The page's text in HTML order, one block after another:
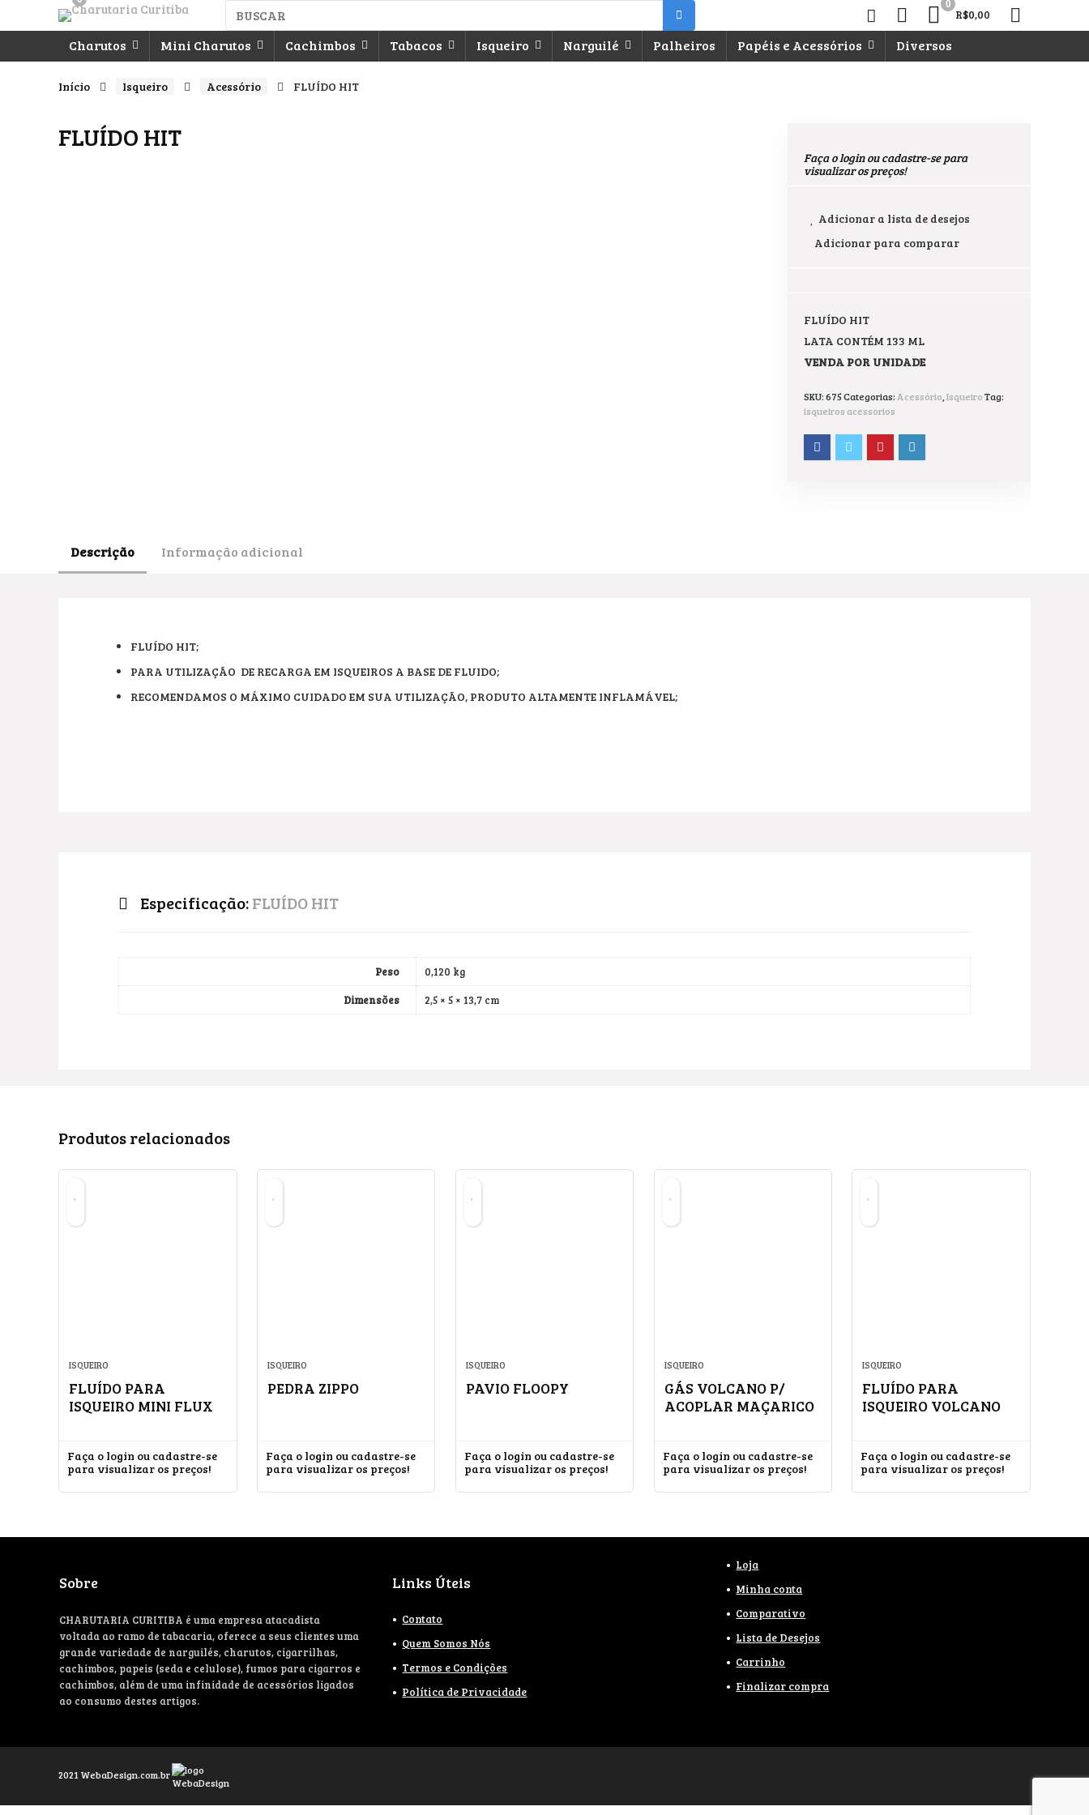
0
R$0,00
Charutos Mini Charutos Cachimbos Tabacos Isqueiro Narguilé Palheiros Papéis e Acessórios Diversos
Início Isqueiro Acessório FLUÍDO HIT
FLUÍDO HIT
Faça o login ou cadastre-se para
visualizar os preços!
Adicionar a lista de desejos
Adicionar para comparar
FLUÍDO HIT
LATA CONTÉM 133 ML
VENDA POR UNIDADE
SKU:675Categorias: Acessório IsqueiroTag:
isqueiros acessorios
Descrição Informação adicional
FLUÍDO HIT;
PARA UTILIZAÇÃO DE RECARGA EM ISQUEIROS A BASE DE FLUIDO;
RECOMENDAMOS O MÁXIMO CUIDADO EM SUA UTILIZAÇÃO, PRODUTO ALTAMENTE INFLAMÁVEL;
Especificação:FLUÍDO HIT
Peso
0,120 kg
Dimensões
2,5 × 5 × 13,7 cm
Produtos relacionados
ISQUEIRO
FLUÍDO PARA
ISQUEIRO MINI FLUX
Faça o login ou cadastre-se
para visualizar os preços!
ISQUEIRO
PEDRA ZIPPO
Faça o login ou cadastre-se
para visualizar os preços!
ISQUEIRO
PAVIO FLOOPY
Faça o login ou cadastre-se
para visualizar os preços!
ISQUEIRO
GÁS VOLCANO P/
ACOPLAR MAÇARICO
Faça o login ou cadastre-se
para visualizar os preços!
ISQUEIRO
FLUÍDO PARA
ISQUEIRO VOLCANO
Faça o login ou cadastre-se
para visualizar os preços!
Sobre
CHARUTARIA CURITIBA é uma empresa atacadista
voltada ao ramo de tabacaria, oferece a seus clientes uma
grande variedade de narguilés, charutos, cigarrilhas,
cachimbos, papeis (seda e celulose), fumos para cigarros e
cachimbos, além de uma infinidade de acessórios ligados
ao consumo destes artigos.
Links Úteis
Contato
Quem Somos Nós
Termos e Condições
Política de Privacidade
Loja
Minha conta
Comparativo
Lista de Desejos
Carrinho
Finalizar compra
2021 WebaDesign.com.br